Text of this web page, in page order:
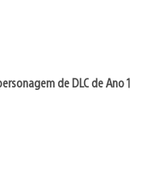
de DLC de Ano 1